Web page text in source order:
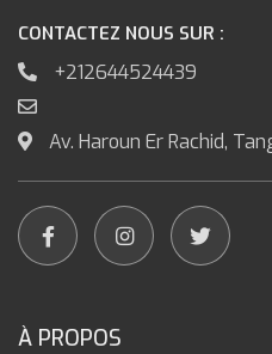
CONTACTEZ NOUS SUR :
+212644524439
Av. Haroun Er Rachid,
À PROPOS